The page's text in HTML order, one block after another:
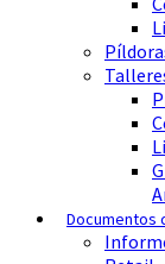
Documentos